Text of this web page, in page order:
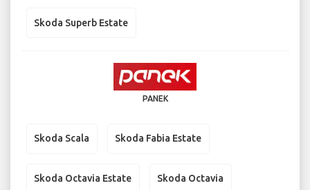
Skoda Superb Estate
PANEK
Skoda Scala Skoda Fabia Estate
Skoda Octavia Estate Skoda Octavia